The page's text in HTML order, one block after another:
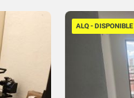
ALQ - DISPONIBLE